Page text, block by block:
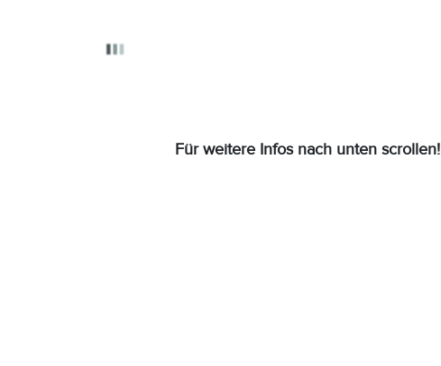
Für weitere Infos nach unten scrollen!